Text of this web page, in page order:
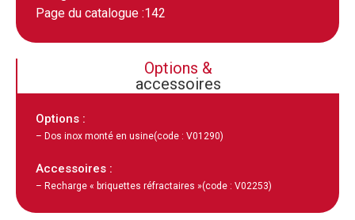
Page du catalogue :142
Options &
accessoires
Options :
– Dos inox monté en usine(code : V01290)
Accessoires :
– Recharge « briquettes réfractaires »(code : V02253)